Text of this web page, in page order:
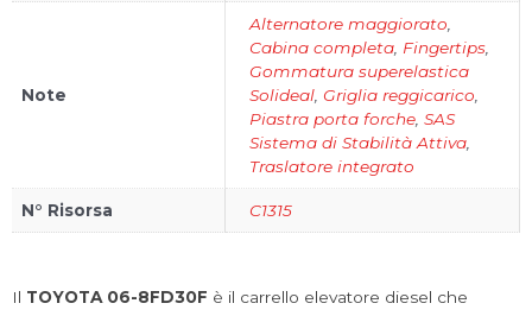
Note
Alternatore maggiorato
Cabina completa Fingertips
Gommatura superelastica
Solideal Griglia reggicarico
Piastra porta forche SAS
Sistema di Stabilità Attiva
Traslatore integrato
N° Risorsa C1315
Il TOYOTA 06-8FD30F è il carrello elevatore diesel che